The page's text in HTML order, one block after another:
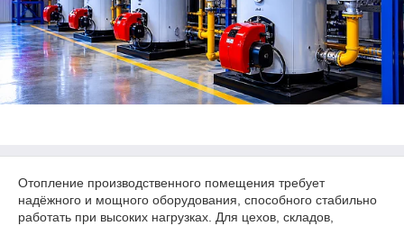
Отопление производственного помещения требует
надёжного и мощного оборудования, способного стабильно
работать при высоких нагрузках. Для цехов, складов,